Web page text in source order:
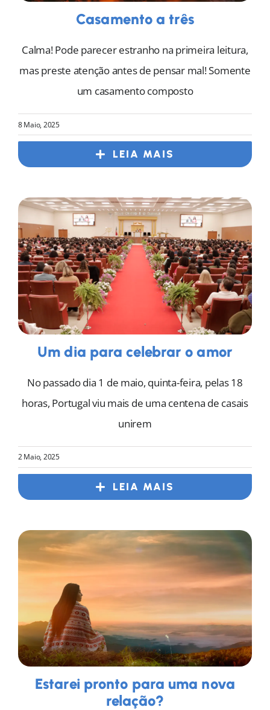
Casamento a três
Calma! Pode parecer estranho na primeira leitura,
mas preste atenção antes de pensar mal! Somente
um casamento composto
8 Maio, 2025
LEIA MAIS
Um dia para celebrar o amor
No passado dia 1 de maio, quinta-feira, pelas 18
horas, Portugal viu mais de uma centena de casais
unirem
2 Maio, 2025
LEIA MAIS
Estarei pronto para uma nova
relação?